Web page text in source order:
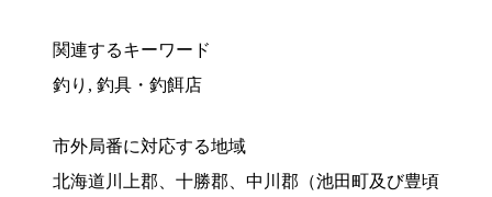
関連するキーワード
釣り, 釣具・釣餌店
市外局番に対応する地域
北海道川上郡、十勝郡、中川郡（池田町及び豊頃